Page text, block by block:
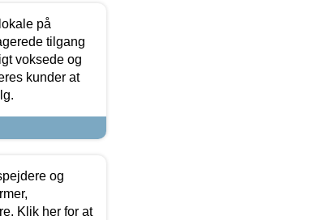
på
tilgang
voksede og
kunder at
og
Klik her for at